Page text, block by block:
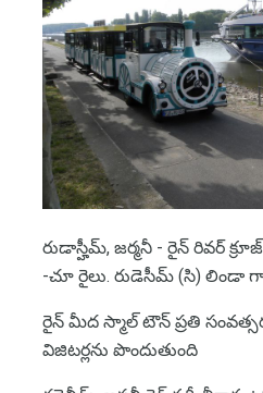
రుడాస్హీమ్, జర్మనీ - రైన్ రివర్
-చూ రైలు. రుడెసీమ్ (సి) లిండా
రైన్ మీద స్మాల్ టౌన్ ప్రతి
విజిటర్లను పొందుతుంది